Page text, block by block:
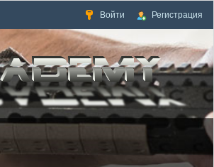
Войти Регистрация